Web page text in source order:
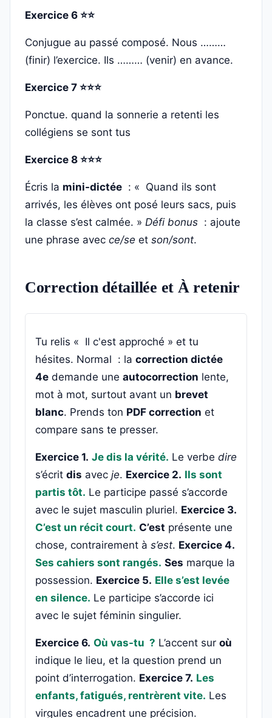
Exercice 6 ⭐⭐
Conjugue au passé composé. Nous ………
(finir) l’exercice. Ils ……… (venir) en avance.
Exercice 7 ⭐⭐⭐
Ponctue. quand la sonnerie a retenti les
collégiens se sont tus
Exercice 8 ⭐⭐⭐
Écris la mini-dictée : « Quand ils sont
arrivés, les élèves ont posé leurs sacs, puis
la classe s’est calmée. » Défi bonus : ajoute
une phrase avec ce/se et son/sont.
Correction détaillée et À retenir
Tu relis « Il c'est approché » et tu
hésites. Normal : la correction dictée
4e demande une autocorrection lente,
mot à mot, surtout avant un brevet
blanc. Prends ton PDF correction et
compare sans te presser.
Exercice 1. Je dis la vérité. Le verbe dire
s’écrit dis avec je. Exercice 2. Ils sont
partis tôt. Le participe passé s’accorde
avec le sujet masculin pluriel. Exercice 3.
C’est un récit court. C’est présente une
chose, contrairement à s’est. Exercice 4.
Ses cahiers sont rangés. Ses marque la
possession. Exercice 5. Elle s’est levée
en silence. Le participe s’accorde ici
avec le sujet féminin singulier.
Exercice 6. Où vas-tu ? L’accent sur où
indique le lieu, et la question prend un
point d’interrogation. Exercice 7. Les
enfants, fatigués, rentrèrent vite. Les
virgules encadrent une précision.